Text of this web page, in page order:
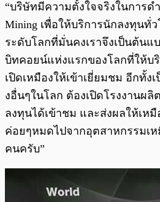
“บริษัทมีความตั้งใจจริงในการด
Mining เพื่อให้บริการนักลงทุนทั่
ระดับโลกที่มั่นคงเราจึงเป็นต้นแ
บิทคอยน์แห่งแรกของโลกที่ให้บริ
เปิดเหมืองให้เข้าเยี่ยมชม อีกทั้ง
งอื่นๆในโลก ต้องเปิดโรงงานผ
ลงทุนได้เข้าชม และส่งผลให้เหมื
ค่อยๆหมดไปจากอุตสาหกรรมเ
คนครับ”